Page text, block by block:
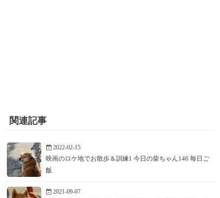
関連記事
2022-02-15
映画のロケ地でお散歩＆訓練1 今日の柴ちゃん146 毎日ご
飯
2021-09-07